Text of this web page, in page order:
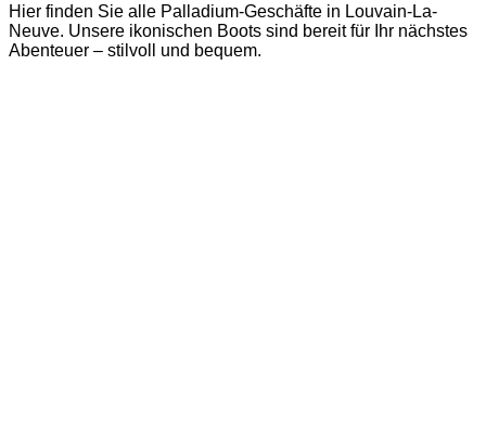
Hier finden Sie alle Palladium-Geschäfte in Louvain-La-
Neuve. Unsere ikonischen Boots sind bereit für Ihr nächstes
Abenteuer – stilvoll und bequem.